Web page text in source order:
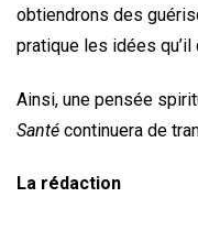
obtiendrons des
pratique les idées qu’il
Ainsi, une pensée
Santé continuera de
La rédaction